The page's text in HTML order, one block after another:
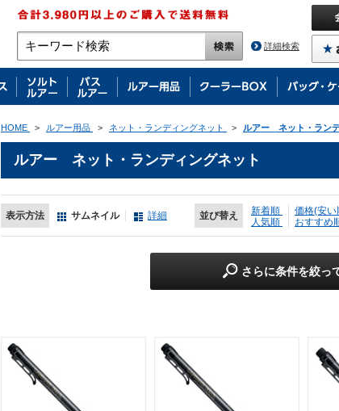
詳細検索
HOME > ルアー用品 > ネット・ランディングネット > ルアー ネット・ラン
ルアー ネット・ランディングネット
表示方法 サムネイル 詳細 並び替え 新着順 価格(安い
人気順
おすすめ
さらに条件を絞っ